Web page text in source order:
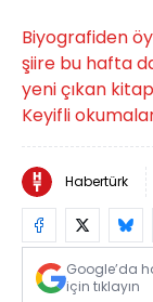
Biyografiden
şiire bu hafta
yeni çıkan
Keyifli
Habertürk
Google’da
için tıklayın